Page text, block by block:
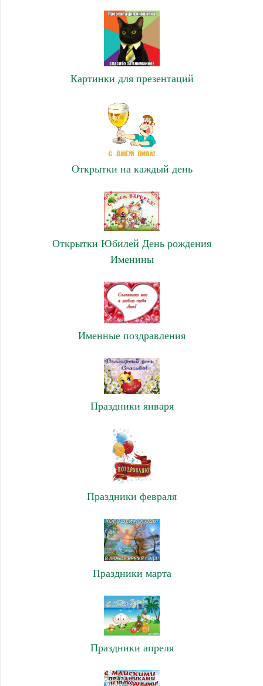
Картинки для презентаций
Открытки на каждый день
Открытки Юбилей День рождения
Именины
Именные поздравления
Праздники января
Праздники февраля
Праздники марта
Праздники апреля